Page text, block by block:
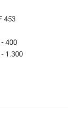
453
400
1.300